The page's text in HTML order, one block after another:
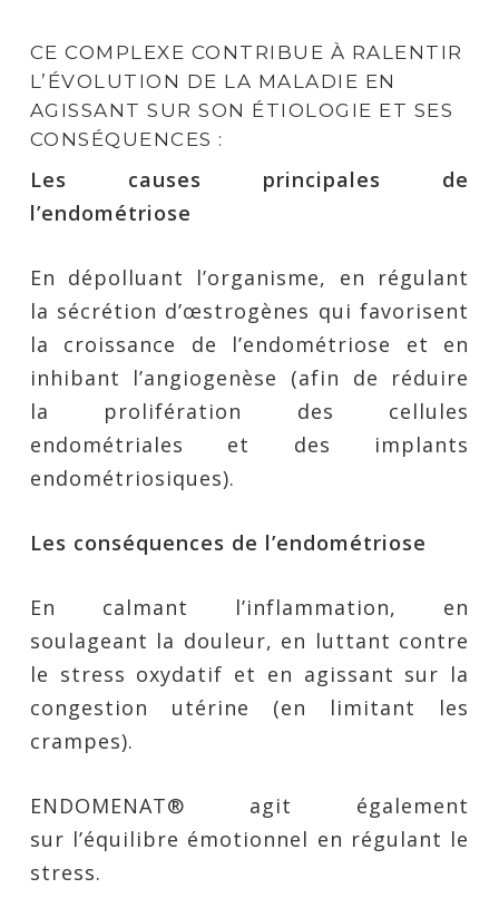
CE COMPLEXE CONTRIBUE À RALENTIR
L’ÉVOLUTION DE LA MALADIE EN
AGISSANT SUR SON ÉTIOLOGIE ET SES
CONSÉQUENCES :
Les causes principales de
l’endométriose
En dépolluant l’organisme, en régulant
la sécrétion d’œstrogènes qui favorisent
la croissance de l’endométriose et en
inhibant l’angiogenèse (afin de réduire
la prolifération des cellules
endométriales et des implants
endométriosiques).
Les conséquences de l’endométriose
En calmant l’inflammation, en
soulageant la douleur, en luttant contre
le stress oxydatif et en agissant sur la
congestion utérine (en limitant les
crampes).
ENDOMENAT® agit également
sur l’équilibre émotionnel en régulant le
stress.